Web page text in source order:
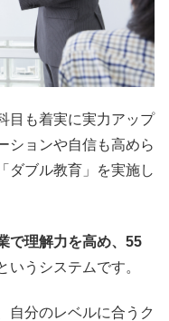
目も着実に実力アップ
ションや自信も高めら
ダブル教育」を実施し
で理解力を高め、55
いうシステムです。
自分のレベルに合うク